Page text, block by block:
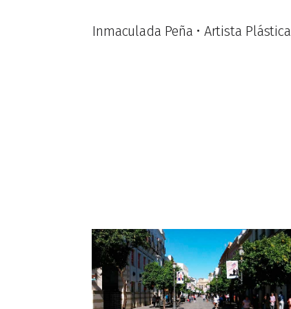
Inmaculada Peña • Artista Plástica